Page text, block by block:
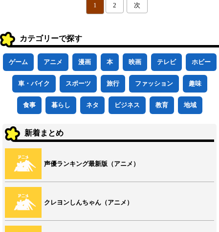
1 2 次
カテゴリーで探す
ゲーム アニメ 漫画 本 映画 テレビ ホビー
車・バイク スポーツ 旅行 ファッション 趣味
食事 暮らし ネタ ビジネス 教育 地域
新着まとめ
声優ランキング最新版（アニメ）
クレヨンしんちゃん（アニメ）